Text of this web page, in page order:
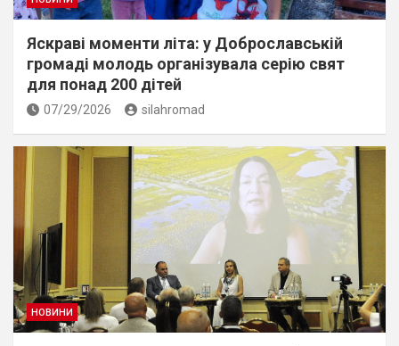
Яскраві моменти літа: у Доброславській
громаді молодь організувала серію свят
для понад 200 дітей
07/29/2026 silahromad
НОВИНИ